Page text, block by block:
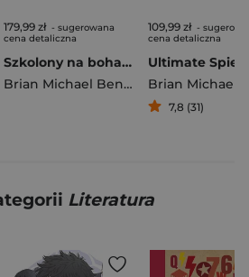
Michael Avon Oeming
179,99 zł - sugerowana
cena detaliczna
Szkolony na bohatera. Miles Morales. Spider-Man. Tom 1
Brian Michael Bendis
109,99 zł -
cena detaliczna
7,8 (31)
Literatura